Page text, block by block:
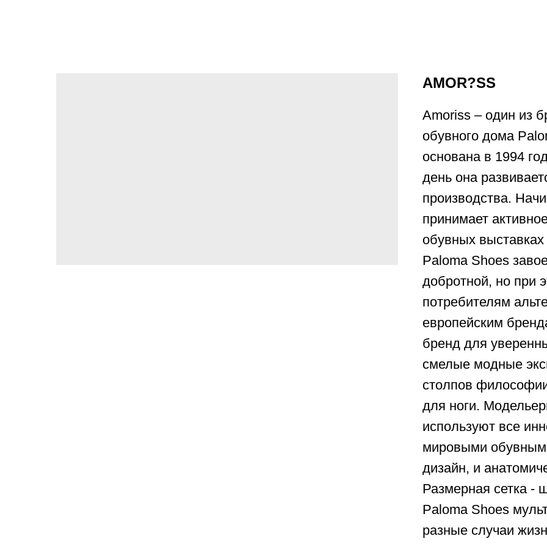
AMOR?SS
Amoriss – один из
обувного дома
основана в 1994
день она
производства.
принимает
обувных
Paloma Shoes
добротной, но при
потребителям
европейским
бренд для
смелые модные
столпов
для ноги.
используют все
мировыми
дизайн, и
Размерная сетка -
Paloma Shoes
разные случаи